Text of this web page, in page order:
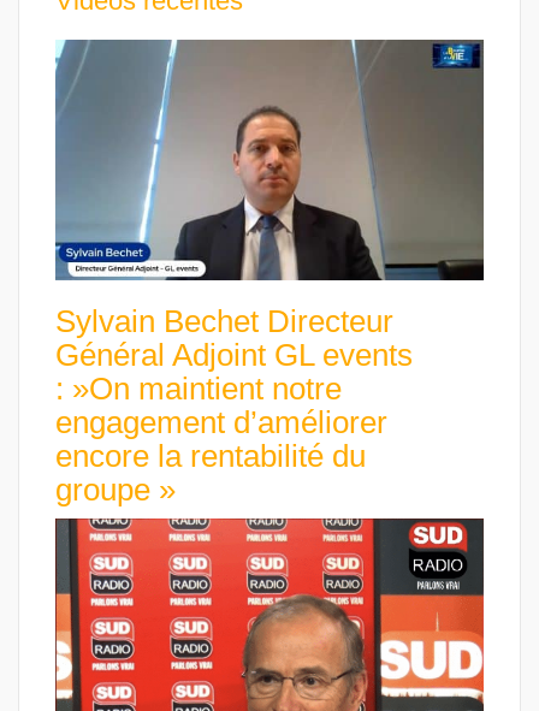
Sylvain Bechet Directeur
Général Adjoint GL events
: »On maintient notre
engagement d’améliorer
encore la rentabilité du
groupe »